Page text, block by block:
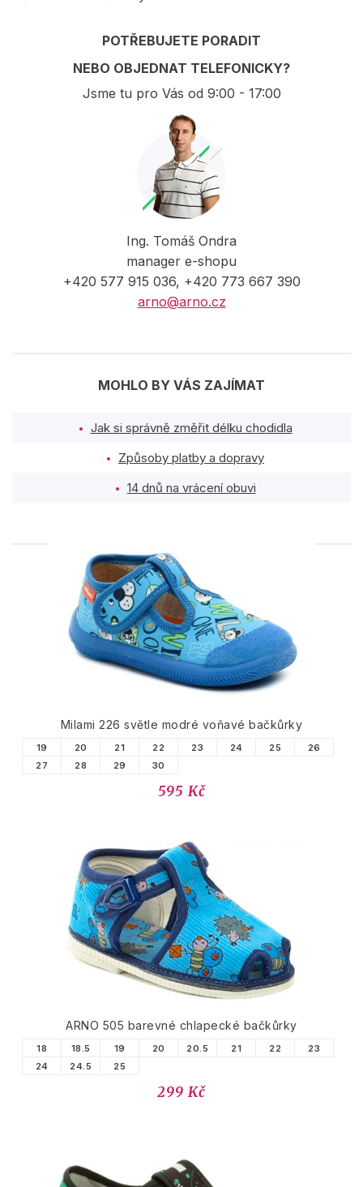
POTŘEBUJETE PORADIT
NEBO OBJEDNAT TELEFONICKY?
Jsme tu pro Vás od 9:00 - 17:00
Ing. Tomáš Ondra
manager e-shopu
+420 577 915 036, +420 773 667 390
arno@arno.cz
MOHLO BY VÁS ZAJÍMAT
Jak si správně změřit délku chodidla
Způsoby platby a dopravy
14 dnů na vrácení obuvi
PODOBNÉ PRODUKTY
Milami 226 světle modré voňavé bačkůrky
19 20 21 22 23 24 25
26
27
28 29 30
595 Kč
ARNO 505 barevné chlapecké bačkůrky
18 18.5 19 20 20.5 21 22
23
24
24.5 25
299 Kč